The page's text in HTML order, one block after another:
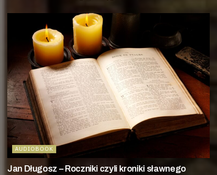
AUDIOBOOK
Jan Długosz – Roczniki czyli kroniki sławnego